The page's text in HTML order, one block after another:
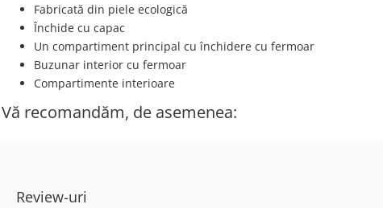
Fabricată din piele ecologică
Închide cu capac
Un compartiment principal cu închidere cu fermoar
Buzunar interior cu fermoar
Compartimente interioare
Vă recomandăm, de asemenea:
Review-uri